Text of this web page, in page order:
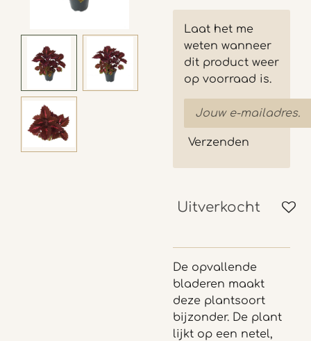
Laat het me
weten wanneer
dit product weer
op voorraad is.
Verzenden
Uitverkocht
De opvallende
bladeren maakt
deze plantsoort
bijzonder. De plant
lijkt op een netel,